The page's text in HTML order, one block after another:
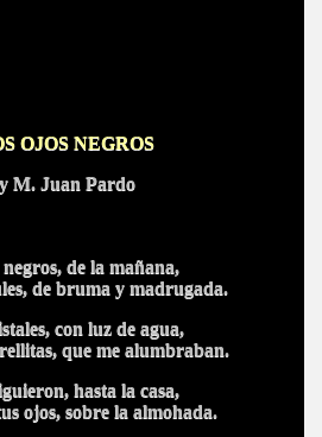
OJOS NEGROS
M. Juan Pardo
de la mañana,
de bruma y madrugada.
con luz de agua,
que me alumbraban.
hasta la casa,
ojos, sobre la almohada.